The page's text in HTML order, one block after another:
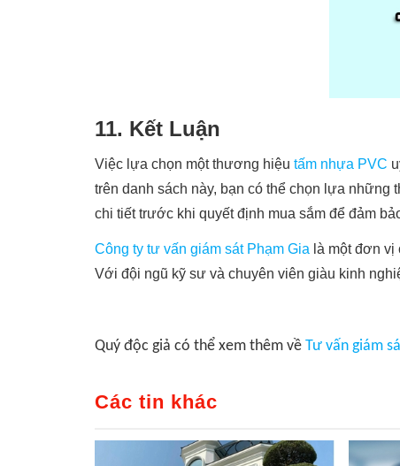
11. Kết Luận
Việc lựa chọn một thương hiệu tấm nhựa PVC
trên danh sách này, bạn có thể chọn lựa
chi tiết trước khi quyết định mua sắm để đảm
Công ty tư vấn giám sát Phạm Gia là một đơn
Với đội ngũ kỹ sư và chuyên viên giàu kinh
Quý độc giả có thể xem thêm về Tư vấn giám
Các tin khác